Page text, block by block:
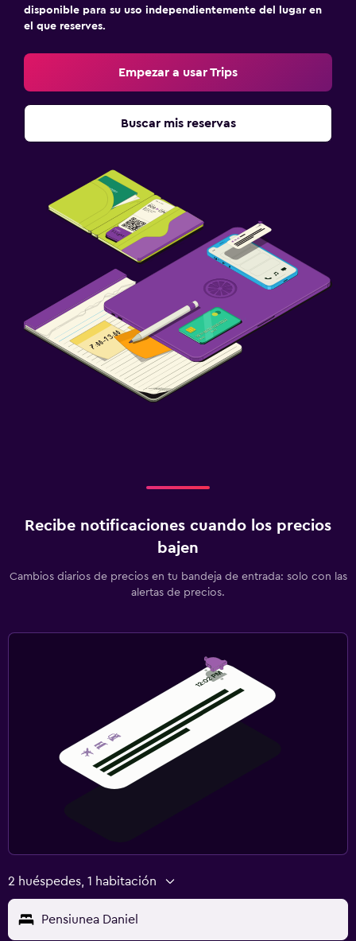
disponible para su uso independientemente del lugar en
el que reserves.
Empezar a usar Trips
Buscar mis reservas
Recibe notificaciones cuando los precios
bajen
Cambios diarios de precios en tu bandeja de entrada: solo con las
alertas de precios.
2 huéspedes, 1 habitación
Pensiunea Daniel